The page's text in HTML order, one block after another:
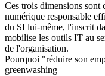
Ces trois dimensions sont
numérique responsable
du SI lui-même, l'inscrit
mobilise les outils IT au
de l'organisation.
Pourquoi "réduire son
greenwashing